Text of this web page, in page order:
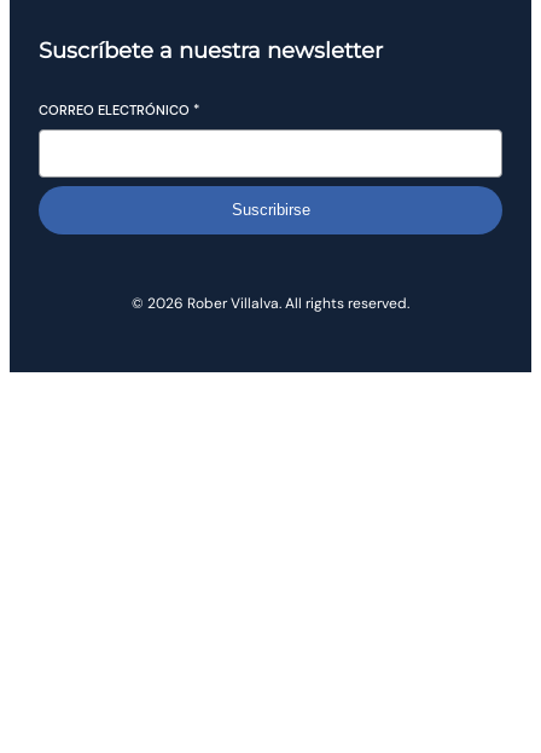
Suscríbete a nuestra newsletter
CORREO ELECTRÓNICO *
Suscribirse
© 2026 Rober Villalva. All rights reserved.